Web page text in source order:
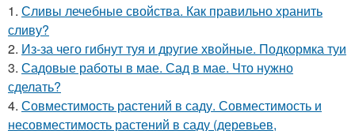
1. Сливы лечебные свойства. Как правильно хранить
сливу?
2. Из-за чего гибнут туя и другие хвойные. Подкормка туи
3. Садовые работы в мае. Сад в мае. Что нужно
сделать?
4. Совместимость растений в саду. Совместимость и
несовместимость растений в саду (деревьев,